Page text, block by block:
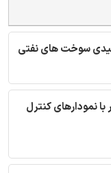
سوخت های نفتی
نمودارهای کنترل